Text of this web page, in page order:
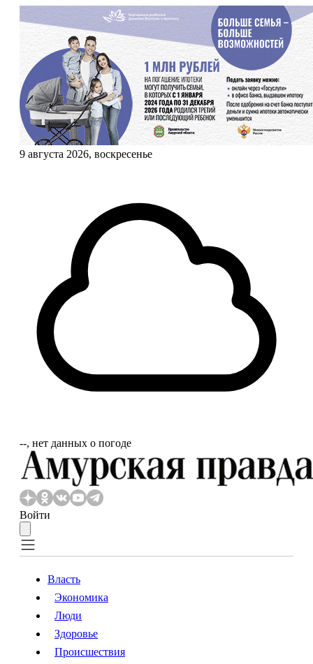
9 августа 2026, воскресенье
‐‐, нет данных о погоде
Войти
Власть
Происшествия
Власть
Экономика
Люди
Здоровье
Происшествия